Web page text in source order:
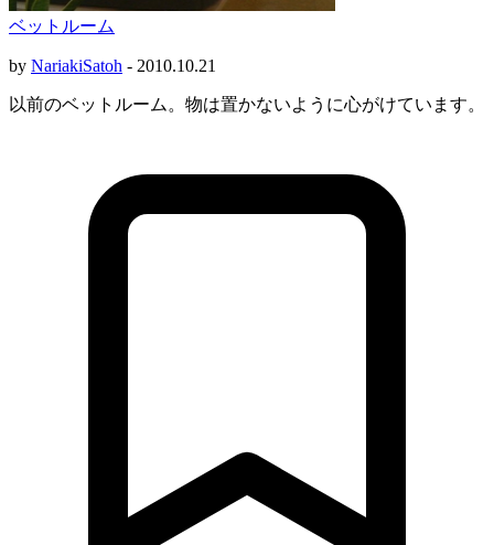
ベットルーム
by NariakiSatoh - 2010.10.21
以前のベットルーム。物は置かないように心がけています。